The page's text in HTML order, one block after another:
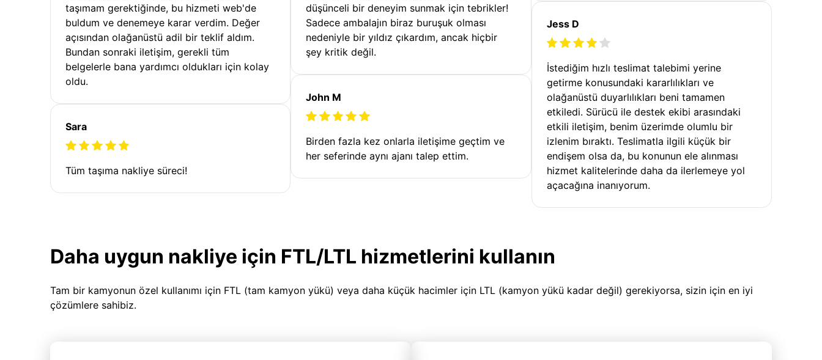
taşımam gerektiğinde, bu hizmeti web'de
buldum ve denemeye karar verdim. Değer
açısından olağanüstü adil bir teklif aldım.
Bundan sonraki iletişim, gerekli tüm
belgelerle bana yardımcı oldukları için kolay
oldu.
Sara
Tüm taşıma nakliye süreci!
düşünceli bir deneyim sunmak için tebrikler!
Sadece ambalajın biraz buruşuk olması
nedeniyle bir yıldız çıkardım, ancak hiçbir
şey kritik değil.
John M
Birden fazla kez onlarla iletişime geçtim ve
her seferinde aynı ajanı talep ettim.
Jess D
İstediğim hızlı teslimat talebimi yerine
getirme konusundaki kararlılıkları ve
olağanüstü duyarlılıkları beni tamamen
etkiledi. Sürücü ile destek ekibi arasındaki
etkili iletişim, benim üzerimde olumlu bir
izlenim bıraktı. Teslimatla ilgili küçük bir
endişem olsa da, bu konunun ele alınması
hizmet kalitelerinde daha da ilerlemeye yol
açacağına inanıyorum.
Daha uygun nakliye için FTL/LTL hizmetlerini kullanın
Tam bir kamyonun özel kullanımı için FTL (tam kamyon yükü) veya daha küçük hacimler için LTL (kamyon yükü kadar değil) gerekiyorsa, sizin için en iyi
çözümlere sahibiz.